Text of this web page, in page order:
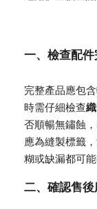
一、檢查配
完整產品應包
時需仔細檢查
否順暢無鏽蝕，
應為縫製標籤
糊或缺漏都可能
二、確認售後